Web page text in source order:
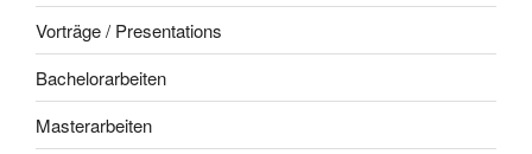
Vorträge / Presentations
Bachelorarbeiten
Masterarbeiten